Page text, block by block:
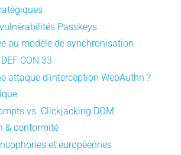
Passkeys
au modèle de synchronisation
CON 33
attaque d’interception WebAuthn ?
vs. Clickjacking DOM
& conformité
et européennes